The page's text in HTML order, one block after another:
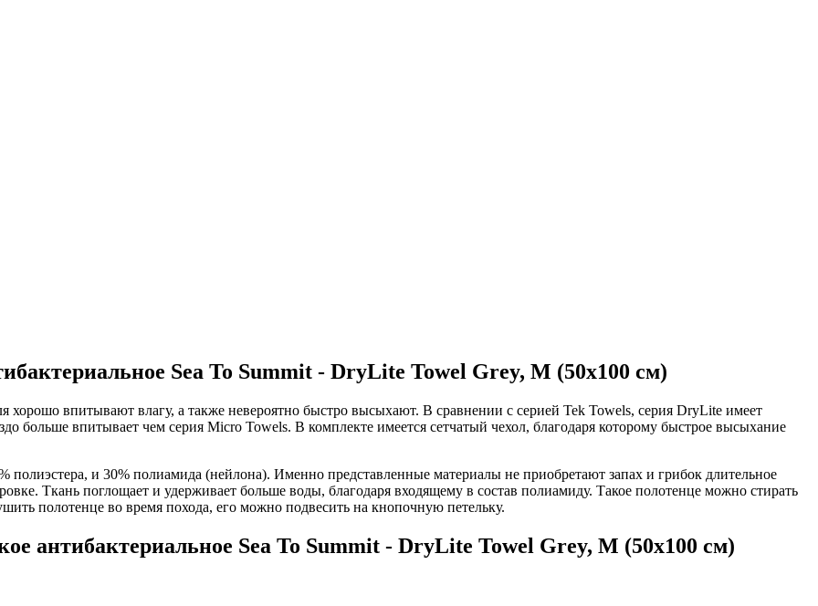
Sea To Summit - DryLite Towel Grey, M (50x100 см)
хорошо впитывают влагу, а также невероятно быстро высыхают. В сравнении с серией Tek Towels, серия DryLite имеет
больше впитывает чем серия Micro Towels. В комплекте имеется сетчатый чехол, благодаря которому быстрое высыхание
полиэстера, и 30% полиамида (нейлона). Именно представленные материалы не приобретают запах и грибок длительное
Ткань поглощает и удерживает больше воды, благодаря входящему в состав полиамиду. Такое полотенце можно стирать
полотенце во время похода, его можно подвесить на кнопочную петельку.
антибактериальное Sea To Summit - DryLite Towel Grey, M (50x100 см)